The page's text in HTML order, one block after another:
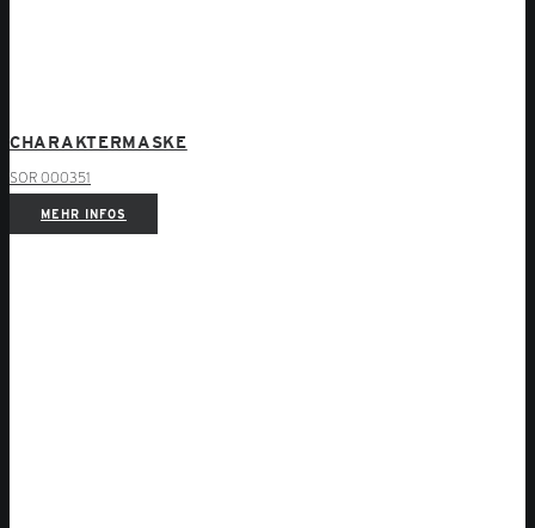
CHARAKTERMASKE
SOR 000351
MEHR INFOS